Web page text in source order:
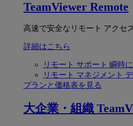
TeamViewer Remote
高速で安全なリモート アクセ
詳細はこちら
リモート サポート 瞬時
リモート マネジメント
プランと価格表を見る
大企業・組織